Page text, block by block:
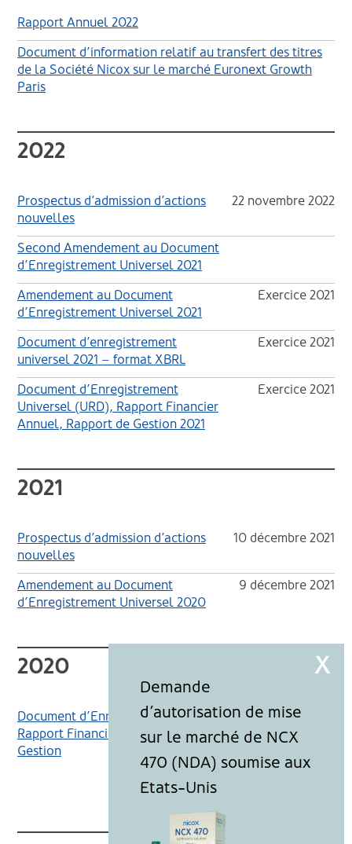
Rapport Annuel 2022
Document d’information relatif au transfert des titres
de la Société Nicox sur le marché Euronext Growth
Paris
2022
Prospectus d’admission d’actions
nouvelles
22 novembre 2022
Second Amendement au Document
d’Enregistrement Universel 2021
Amendement au Document
d’Enregistrement Universel 2021
Exercice 2021
Document d’enregistrement
universel 2021 – format XBRL
Exercice 2021
Document d’Enregistrement
Universel (URD), Rapport Financier
Annuel, Rapport de Gestion 2021
Exercice 2021
2021
Prospectus d’admission d’actions
nouvelles
10 décembre 2021
Amendement au Document
d’Enregistrement Universel 2020
9 décembre 2021
2020
Document d’Enregistrement Universel,
Rapport Financier Annuel, Rapport de
Gestion
Exercice 2020